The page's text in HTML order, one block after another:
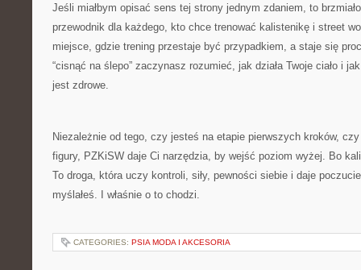
Jeśli miałbym opisać sens tej strony jednym zdaniem, to
przewodnik dla każdego, kto chce trenować kalistenikę i street
miejsce, gdzie trening przestaje być przypadkiem, a staje się
“cisnąć na ślepo” zaczynasz rozumieć, jak działa Twoje ciało i
jest zdrowe.
Niezależnie od tego, czy jesteś na etapie pierwszych kroków,
figury, PZKiSW daje Ci narzędzia, by wejść poziom wyżej. Bo
To droga, która uczy kontroli, siły, pewności siebie i daje
myślałeś. I właśnie o to chodzi.
CATEGORIES: PSIA MODA I AKCESORIA